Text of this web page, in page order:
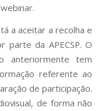
a aceitar a recolha e
parte da APECSP. O
anteriormente tem
referente ao
de participação.
de forma não